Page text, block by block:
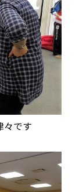
々です